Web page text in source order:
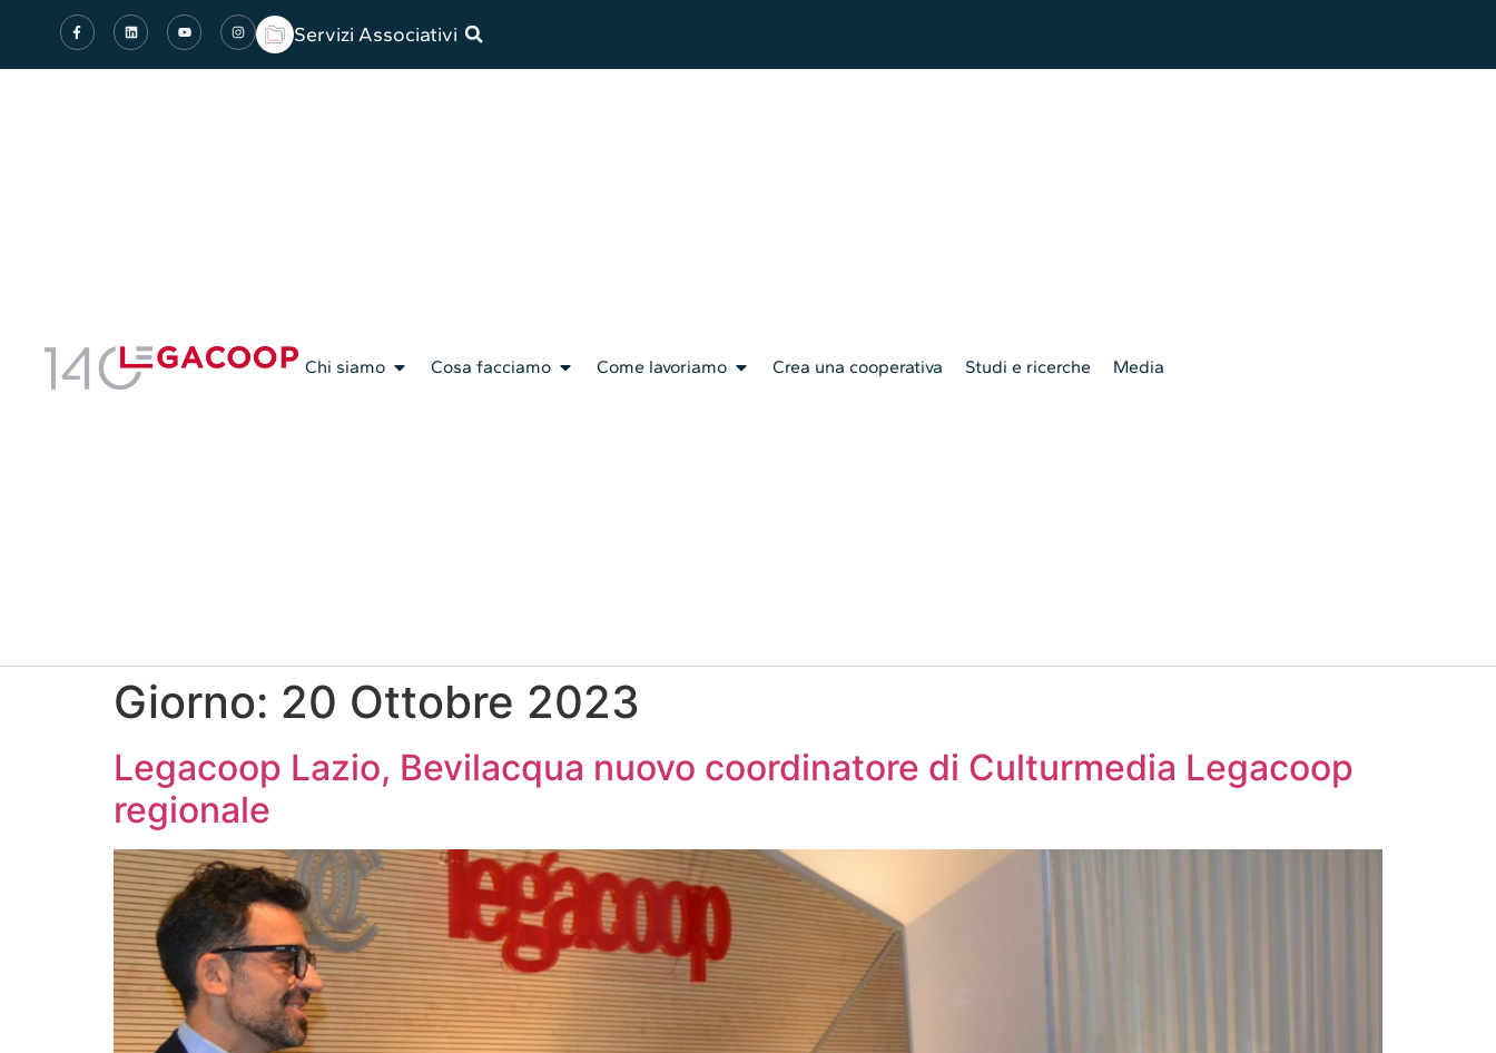
Servizi Associativi
Chi siamo Cosa facciamo Come lavoriamo Crea una cooperativa Studi e ricerche Media
Giorno: 20 Ottobre 2023
Legacoop Lazio, Bevilacqua nuovo coordinatore di Culturmedia Legacoop
regionale